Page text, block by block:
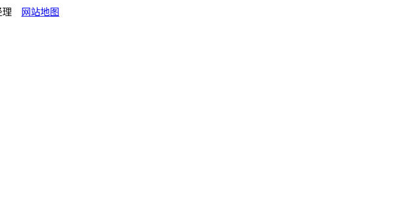
理 网站地图